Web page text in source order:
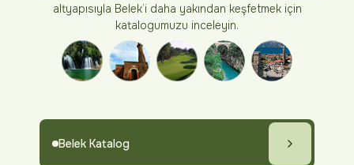
altyapısıyla Belek’i daha yakından keşfetmek için
katalogumuzu inceleyin.
Belek Katalog